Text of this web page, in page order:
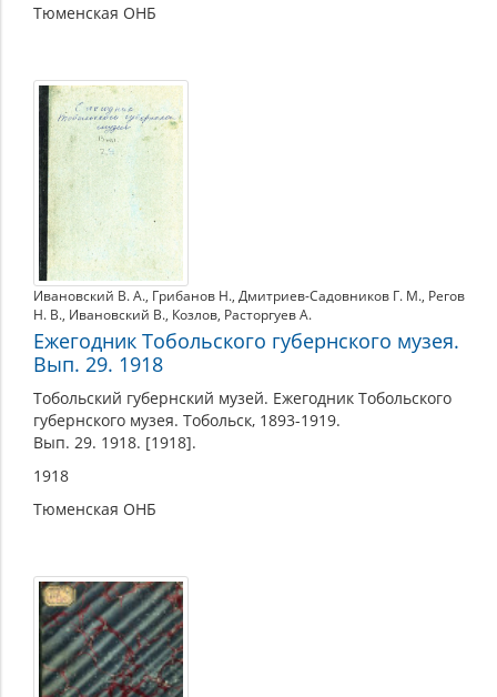
Тюменская ОНБ
Ивановский В. А., Грибанов Н., Дмитриев-Садовников Г. М., Регов
Н. В., Ивановский В., Козлов, Расторгуев А.
Ежегодник Тобольского губернского музея.
Вып. 29. 1918
Тобольский губернский музей. Ежегодник Тобольского
губернского музея. Тобольск, 1893-1919.
Вып. 29. 1918. [1918].
1918
Тюменская ОНБ